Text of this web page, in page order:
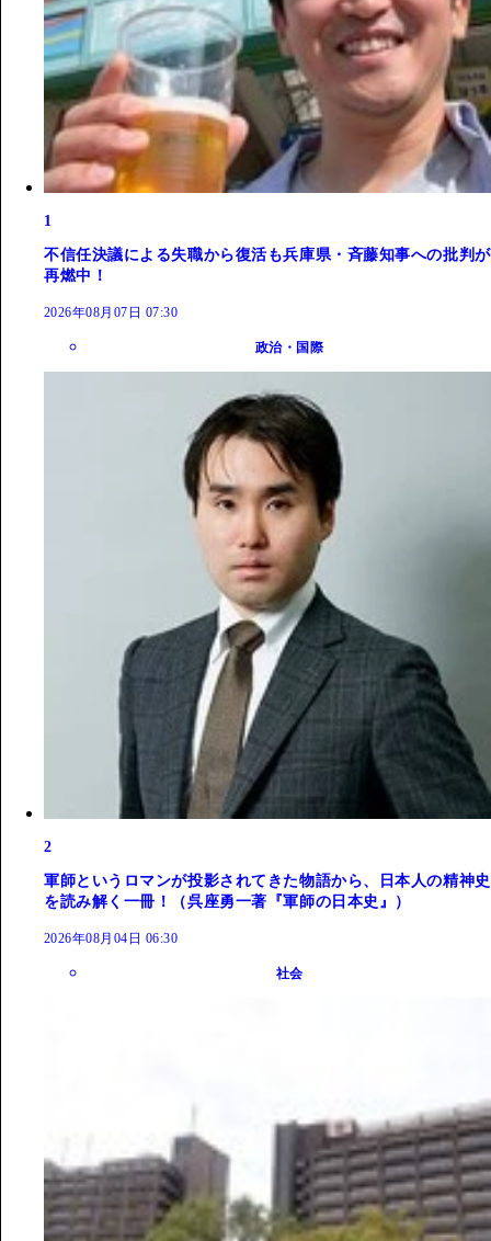
1
不信任決議による失職から復活も兵庫県・斉藤知事への批判が
再燃中！
2026年08月07日 07:30
政治・国際
2
軍師というロマンが投影されてきた物語から、日本人の精神史
を読み解く一冊！（呉座勇一著『軍師の日本史』）
2026年08月04日 06:30
社会